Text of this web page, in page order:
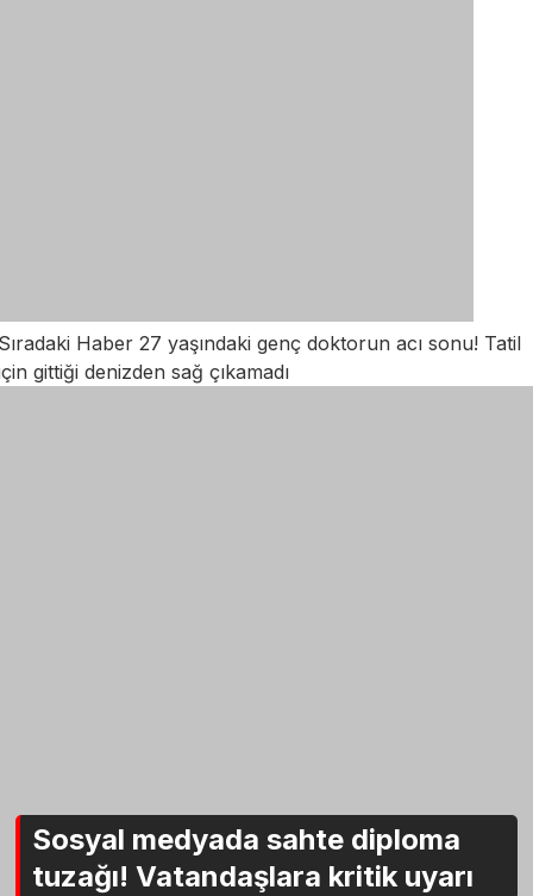
Haber 27 yaşındaki genç doktorun acı sonu! Tatil
gittiği denizden sağ çıkamadı
Sosyal medyada sahte diploma
tuzağı! Vatandaşlara kritik uyarı